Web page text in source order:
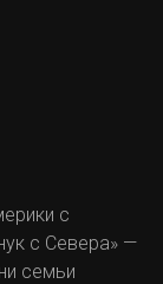
с
с Севера» —
семьи